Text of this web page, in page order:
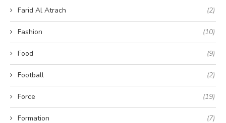
Farid Al Atrach (2)
Fashion (10)
Food (9)
Football (2)
Force (19)
Formation (7)